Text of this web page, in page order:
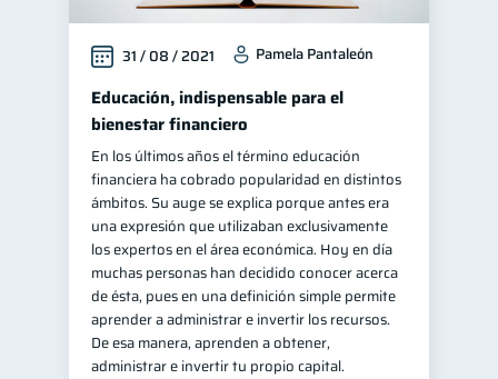
31 / 08 / 2021 Pamela Pantaleón
Educación, indispensable para el
bienestar financiero
En los últimos años el término educación
financiera ha cobrado popularidad en distintos
ámbitos. Su auge se explica porque antes era
una expresión que utilizaban exclusivamente
los expertos en el área económica. Hoy en día
muchas personas han decidido conocer acerca
de ésta, pues en una definición simple permite
aprender a administrar e invertir los recursos.
De esa manera, aprenden a obtener,
administrar e invertir tu propio capital.